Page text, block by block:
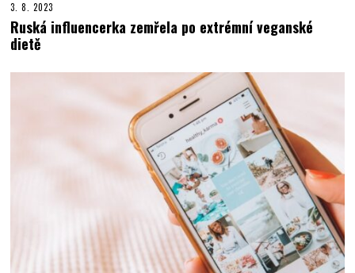
3. 8. 2023
Ruská influencerka zemřela po extrémní veganské
dietě